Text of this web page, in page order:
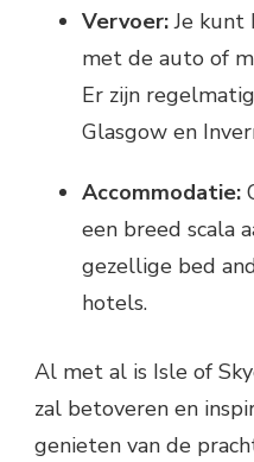
Vervoer:Je kunt
met de auto of
Er zijn
Glasgow en
Accommodatie:
een breed scala
gezellige bed
hotels.
Al met al is Isle of
zal betoveren en
genieten van de